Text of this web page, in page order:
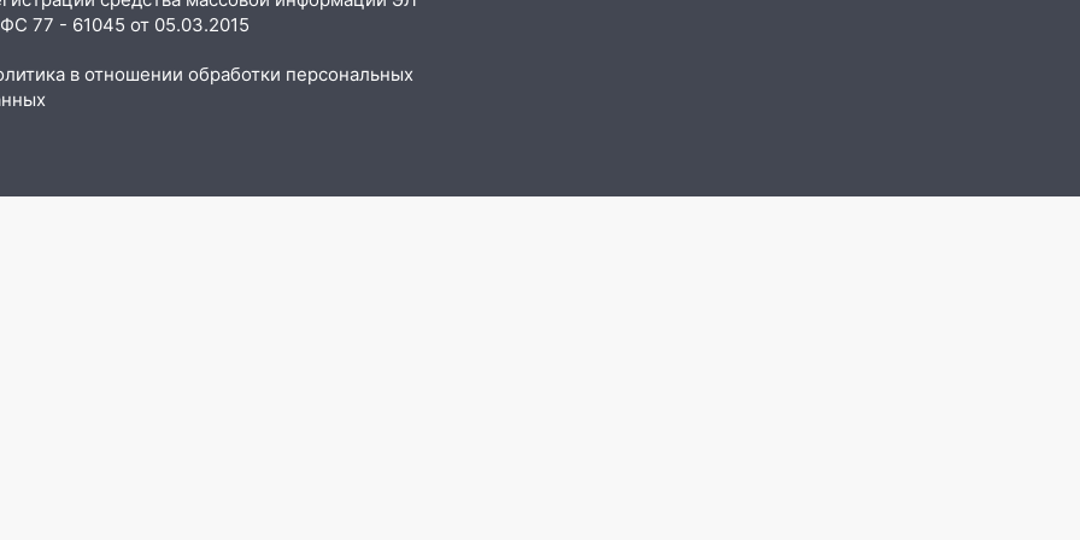
77 - 61045 от 05.03.2015
в отношении обработки персональных